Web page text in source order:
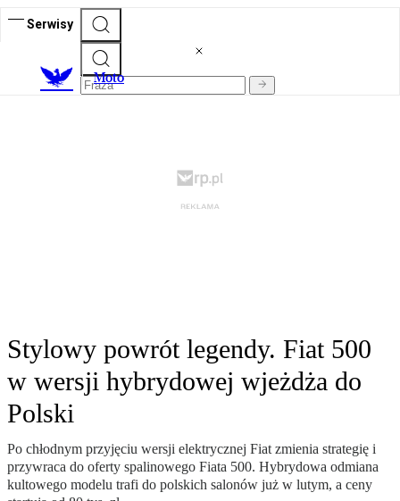
Serwisy
Moto
Stylowy powrót legendy. Fiat 500
w wersji hybrydowej wjeżdża do
Polski
Po chłodnym przyjęciu wersji elektrycznej Fiat zmienia strategię i
przywraca do oferty spalinowego Fiata 500. Hybrydowa odmiana
kultowego modelu trafi do polskich salonów już w lutym, a ceny